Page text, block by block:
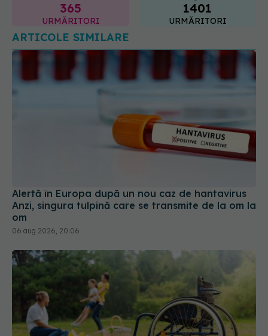
365
URMĂRITORI
1401
URMĂRITORI
ARTICOLE SIMILARE
Alertă în Europa după un nou caz de hantavirus
Anzi, singura tulpină care se transmite de la om la
om
06 aug 2026, 20:06